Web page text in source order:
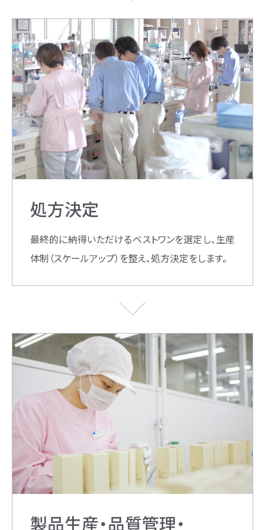
処方決定
最終的に納得いただけるベストワンを選定し、生産
体制（スケールアップ）を整え、処方決定をします。
製品生産・品質管理・